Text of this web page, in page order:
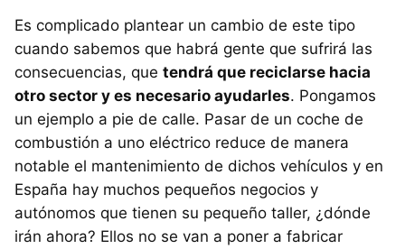
Es complicado plantear un cambio de este tipo
cuando sabemos que habrá gente que sufrirá las
consecuencias, que tendrá que reciclarse hacia
otro sector y es necesario ayudarles. Pongamos
un ejemplo a pie de calle. Pasar de un coche de
combustión a uno eléctrico reduce de manera
notable el mantenimiento de dichos vehículos y en
España hay muchos pequeños negocios y
autónomos que tienen su pequeño taller, ¿dónde
irán ahora? Ellos no se van a poner a fabricar